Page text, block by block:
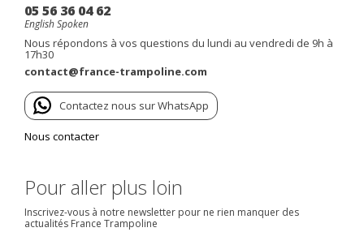
05 56 36 04 62
English Spoken
Nous répondons à vos questions du lundi au vendredi de 9h à
17h30
contact@france-trampoline.com
Contactez nous sur WhatsApp
Nous contacter
Pour aller plus loin
Inscrivez-vous à notre newsletter pour ne rien manquer des
actualités France Trampoline